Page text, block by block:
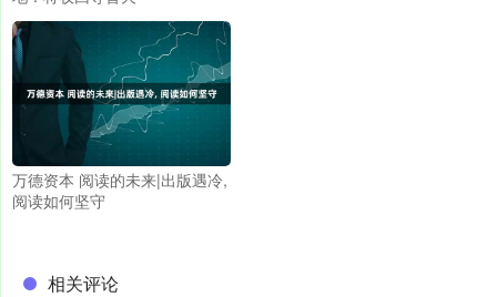
万德资本 阅读的未来|出版遇冷,
阅读如何坚守
相关评论